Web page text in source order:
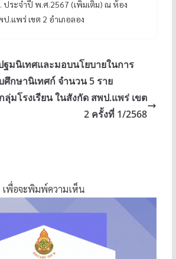
ประจำปี พ.ศ.2567 (เพิ่มเติม) ณ ห้อง
.แพร่ เขต 2 อำเภอลอง
ฐมนิเทศและมอบนโยบายในการ
กษานิเทศก์ จำนวน 5 ราย
มโรงเรียน ในสังกัด สพป.แพร่ เขต
2 ครั้งที่ 1/2568
เพื่อจะพิมพ์ความเห็น